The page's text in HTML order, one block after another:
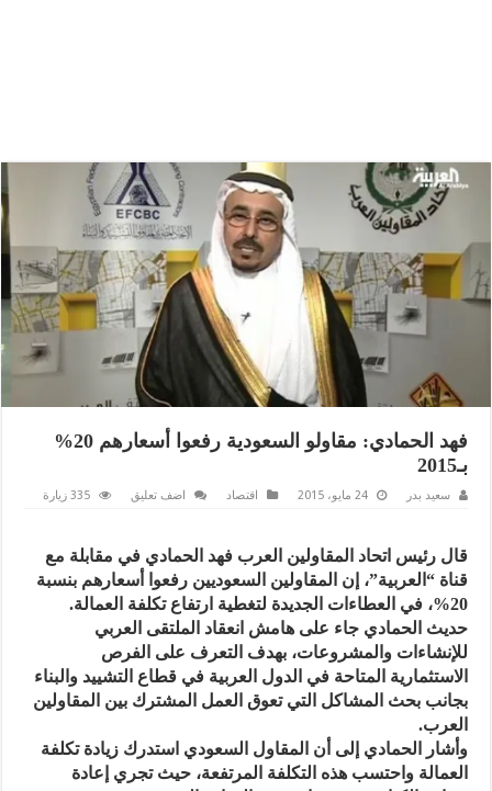
فهد الحمادي: مقاولو السعودية رفعوا أسعارهم 20%
بـ2015
سعيد بدر 24 مايو، 2015 اقتصاد اضف تعليق 335 زيارة
قال رئيس اتحاد المقاولين العرب فهد الحمادي في مقابلة مع
قناة “العربية”، إن المقاولين السعوديين رفعوا أسعارهم بنسبة
20%، في العطاءات الجديدة لتغطية ارتفاع تكلفة العمالة.
حديث الحمادي جاء على هامش انعقاد الملتقى العربي
للإنشاءات والمشروعات، بهدف التعرف على الفرص
الاستثمارية المتاحة في الدول العربية في قطاع التشييد والبناء
بجانب بحث المشاكل التي تعوق العمل المشترك بين المقاولين
العرب.
وأشار الحمادي إلى أن المقاول السعودي استدرك زيادة تكلفة
العمالة واحتسب هذه التكلفة المرتفعة، حيث تجري إعادة